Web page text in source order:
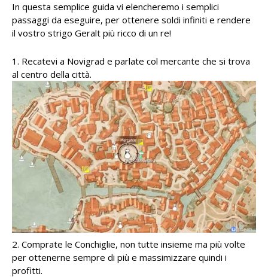
In questa semplice guida vi elencheremo i semplici
passaggi da eseguire, per ottenere soldi infiniti e rendere
il vostro strigo Geralt più ricco di un re!
Recatevi a Novigrad e parlate col mercante che si trova
al centro della città.
Comprate le Conchiglie, non tutte insieme ma più volte
per ottenerne sempre di più e massimizzare quindi i
profitti.